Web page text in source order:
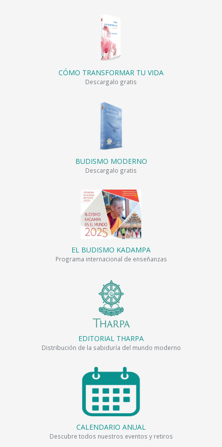
CÓMO TRANSFORMAR TU VIDA
Descargalo gratis
BUDISMO MODERNO
Descargalo gratis
EL BUDISMO KADAMPA
Programa internacional de enseñanzas
EDITORIAL THARPA
Distribución de la sabiduría del mundo moderno
CALENDARIO ANUAL
Descubre todos nuestros eventos y retiros